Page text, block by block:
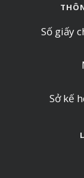
Số giấy
Sở kế